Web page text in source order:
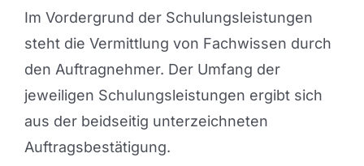
Im Vordergrund der Schulungsleistungen
steht die Vermittlung von Fachwissen durch
den Auftragnehmer. Der Umfang der
jeweiligen Schulungsleistungen ergibt sich
aus der beidseitig unterzeichneten
Auftragsbestätigung.